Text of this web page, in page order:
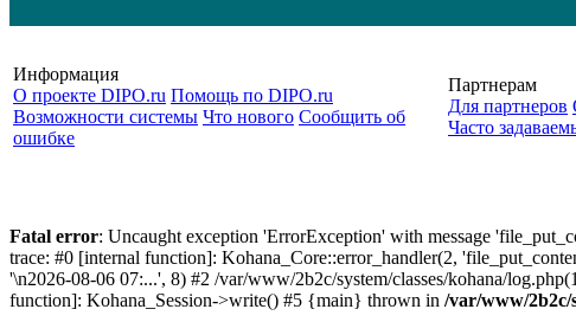
Информация
О проекте DIPO.ru Помощь по DIPO.ru
Возможности системы Что нового Сообщить об
ошибке
Партнерам
Для партнеров
Часто
Fatal error: Uncaught exception 'ErrorException' with message
trace: #0 [internal function]: Kohana_Core::error_handler(2,
'\n2026-08-06 07:...', 8) #2 /var/www/2b2c/system/classes/kohana/
function]: Kohana_Session->write() #5 {main} thrown in /var/www/2b2c/